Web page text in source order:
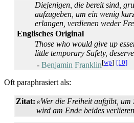
Diejenigen, die bereit sind,
aufzugeben, um ein wenig
erlangen, verdienen weder
Englisches Original
Those who would give up
little temporary Safety,
- Benjamin Franklin[wp] [10]
Oft paraphrasiert als:
Zitat: «Wer die Freiheit aufgibt, um
wird am Ende beides